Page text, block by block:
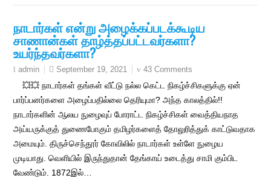
நாடார்கள் என்று அழைக்கப்படக்கூடிய
சாணான்கள் தாழ்த்தப்பட்டவர்களா?
உயர்ந்தவர்களா?
admin September 19, 2021 43 Comments
💥💥 நாடார்கள் தங்கள் வீட்டு நல்ல கெட்ட நிகழ்ச்சிகளுக்கு ஏன்
பார்ப்பனர்களை அழைப்பதில்லை தெரியுமா? அந்த காலத்தில்!!
நாடார்களின் ஆலய நுழைவுப் போராட்ட நிகழ்ச்சிகள் வைத்தியநாத
அய்யருக்குத் துணைபோகும் தமிழர்களைத் தோலுரித்துக் காட்டுவதாக
அமையும். திருச்செந்தூர் கோவிலில் நாடார்கள் உள்ளே நுழைய
முடியாது. வெளியில் இருந்துதான் தேங்காய் உடைத்து சாமி கும்பிட
வேண்டும். 1872இல்…